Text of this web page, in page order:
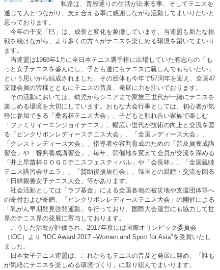
私達は、普段通りの生活が出来る事、そしてテニスを
通じて人とつながり、支え合える事に感謝しながら活動してまいりたいと
思っております。
今年の干支「巳」は、成長と変化を象徴しています。当連盟も新たな挑
戦を続けながら、より多くの方々がテニスを楽しめる環境を築いてまいり
ます。
当連盟は1968年1月に全日本テニス選手権に出場していた有志らの「も
っと女子テニスを盛んにし、子ども達にもテニスに親しんでもらいたい」
という思いから結成されました。その団体も今年で57周年を迎え、全国47
支部会員の皆様とともにテニスの普及、発展に力を注いでおります。
その活動においては、幼児からシニアまで家族三世代が一緒にテニスを
楽しめる環境を大切にしています。おもな大会行事としては、初心者が気
軽に参加できる「桑名杯テニス大会」、子どもと触れ合い家族で楽しむ
「ファミリィーエンジョイテニス」、幅広い世代が技術の向上と交流を図
る「ピンクリボンレディーステニス大会」、「全国レディース大会」、
「クレストレディース大会」、指導者や審判育成のための「普及員養成講
習会」や「審判養成講習会」、毎年、開催地を変えて会員が交流を深める
「井上早苗杯ＧＯＧＯテニスフェスティバル」や「会長杯」、「全国親睦
テニス講習会サエラ」、「賛助後援旅行会」、韓国との親睦・交流を図る
「日韓親善女子テニス大会」等があります。
社会活動としては「ラブ基金」による全国各地の被災地や支援団体等へ
の寄付および寄贈、「ピンクリボンレディーステニス大会」の開催による
「乳がん早期発見啓発運動」を行っており、国際大会運営にも協力して世
界のテニス界の発展に寄与しております。
こうした活動が評価され、2017年度には国際オリンピック委員会
（IOC）より “IOC Award 2017 –Women and Sport for Asia”を受賞いたし
ました。
日本女子テニス連盟は、これからもテニスの普及と発展に努め、「誰も
が気軽にテニスを楽しめる環境づくり」に取り組んでまいります。